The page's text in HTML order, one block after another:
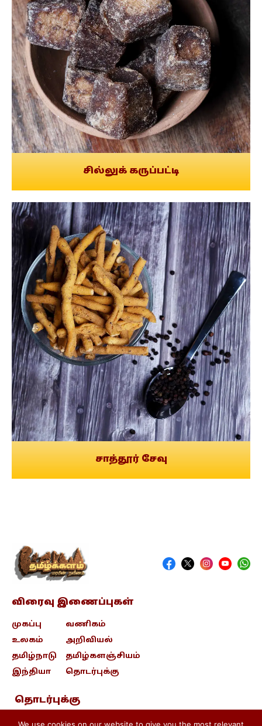
சில்லுக் கருப்பட்டி
சாத்தூர் சேவு
விரைவு இணைப்புகள்
முகப்பு
உலகம்
தமிழ்நாடு
இந்தியா
வணிகம்
அறிவியல்
தமிழ்களஞ்சியம்
தொடர்புக்கு
தொடர்புக்கு
contact@tamizhkalam.com